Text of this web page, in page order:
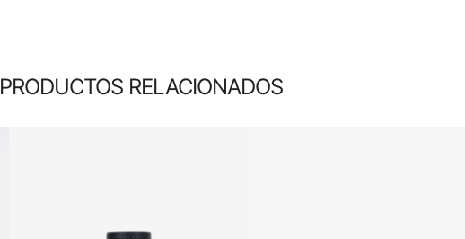
PRODUCTOS RELACIONADOS